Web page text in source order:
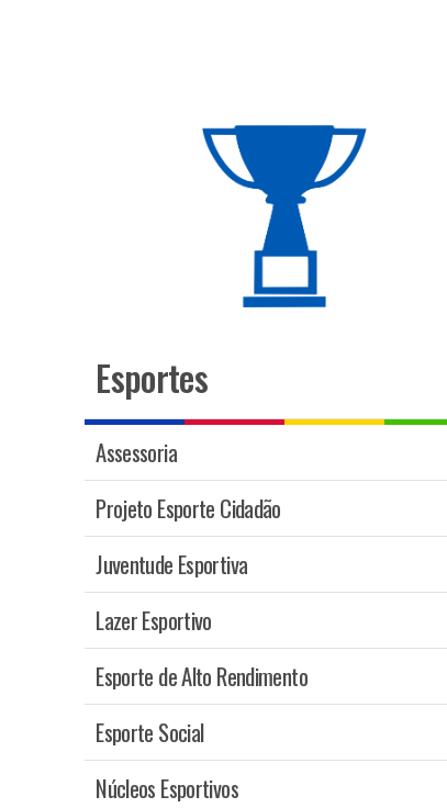
Esportes
Assessoria
Projeto Esporte Cidadão
Juventude Esportiva
Lazer Esportivo
Esporte de Alto Rendimento
Esporte Social
Núcleos Esportivos